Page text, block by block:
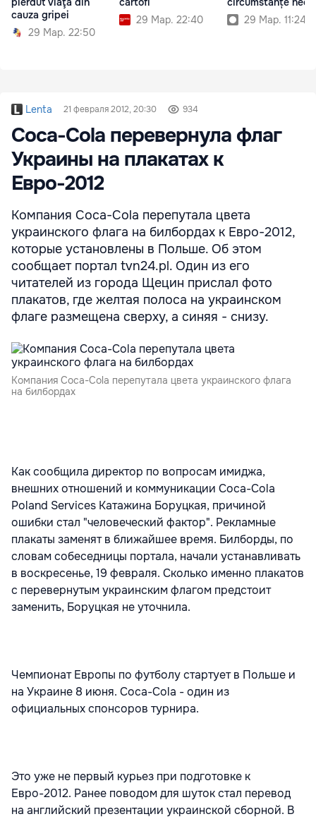
cauza gripei
29 Мар. 22:50
29 Мар. 22:40
29 Мар. 11:24
Lenta 21 февраля 2012, 20:30 934
Coca-Cola перевернула флаг
Украины на плакатах к
Евро-2012
Компания Coca-Cola перепутала цвета
украинского флага на билбордах к Евро-2012,
которые установлены в Польше. Об этом
сообщает портал tvn24.pl. Один из его
читателей из города Щецин прислал фото
плакатов, где желтая полоса на украинском
флаге размещена сверху, а синяя - снизу.
Компания Coca-Cola перепутала цвета украинского флага
на билбордах
Как сообщила директор по вопросам имиджа,
внешних отношений и коммуникации Coca-Cola
Poland Services Катажина Боруцкая, причиной
ошибки стал "человеческий фактор". Рекламные
плакаты заменят в ближайшее время. Билборды, по
словам собеседницы портала, начали устанавливать
в воскресенье, 19 февраля. Сколько именно плакатов
с перевернутым украинским флагом предстоит
заменить, Боруцкая не уточнила.
Чемпионат Европы по футболу стартует в Польше и
на Украине 8 июня. Сoca-Сola - один из
официальных спонсоров турнира.
Это уже не первый курьез при подготовке к
Евро-2012. Ранее поводом для шуток стал перевод
на английский презентации украинской сборной. В